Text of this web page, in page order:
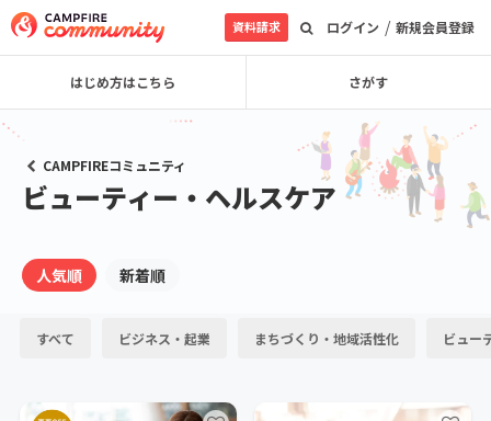
ログイン / 新規会員登録
資料請求
はじめ方はこちら さがす
CAMPFIREコミュニティ
ビューティー・ヘルスケア
人気順 新着順
すべて ビジネス・起業 まちづくり・地域活性化 ビュー